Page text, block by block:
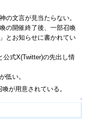
の文言が見当たらない。
の開催終了後、一部召喚
とお知らせに書かれてい
公式X(Twitter)の先出し情
低い。
が用意されている。
↑